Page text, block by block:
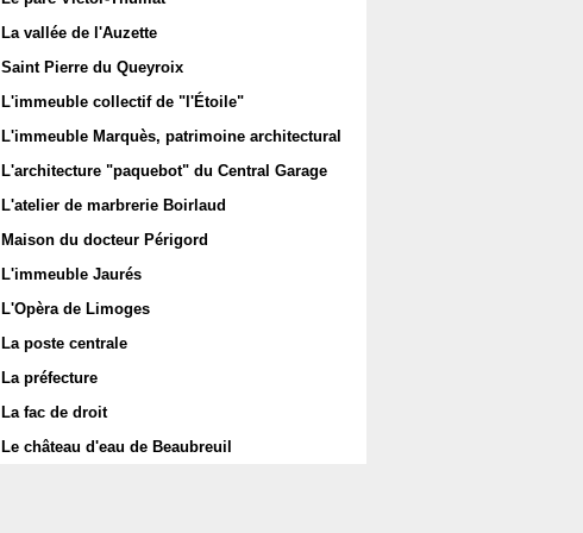
La vallée de l'Auzette
Saint Pierre du Queyroix
L'immeuble collectif de "l'Étoile"
L'immeuble Marquès, patrimoine architectural
L'architecture "paquebot" du Central Garage
L'atelier de marbrerie Boirlaud
Maison du docteur Périgord
L'immeuble Jaurés
L'Opèra de Limoges
La poste centrale
La préfecture
La fac de droit
Le château d'eau de Beaubreuil